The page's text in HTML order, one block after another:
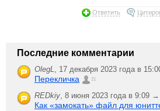
Ответить
Последние комментарии
OlegL, 17 декабря 2023 года в
Перекличка 21
REDkiy, 8 июня 2023 года в 9:09 →
Как «замокать» файл для